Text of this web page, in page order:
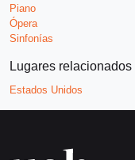
Piano
Ópera
Sinfonías
Lugares relacionados
Estados Unidos